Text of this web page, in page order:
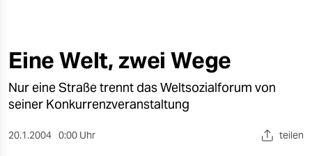
öko
gesellschaft
kultur
sport
Eine Welt, zwei Wege
Nur eine Straße trennt das Weltsozialforum von
seiner Konkurrenzveranstaltung
20.1.2004 0:00 Uhr teilen